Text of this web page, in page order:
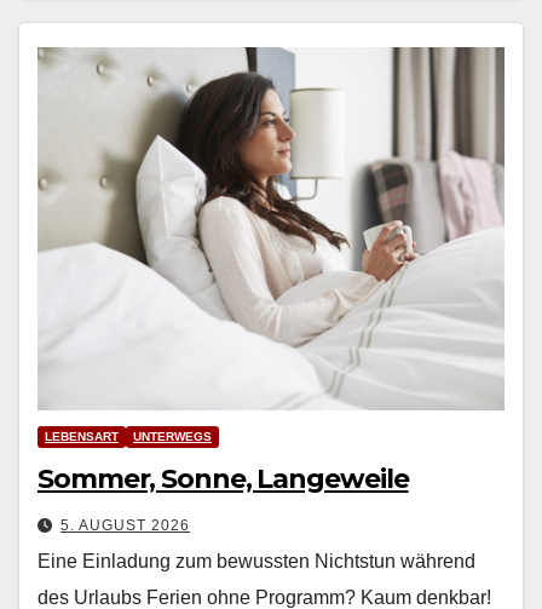
LEBENSART UNTERWEGS
Sommer, Sonne, Langeweile
5. AUGUST 2026
Eine Einladung zum bewussten Nichtstun während
des Urlaubs Ferien ohne Pro­gramm? Kaum denkbar!